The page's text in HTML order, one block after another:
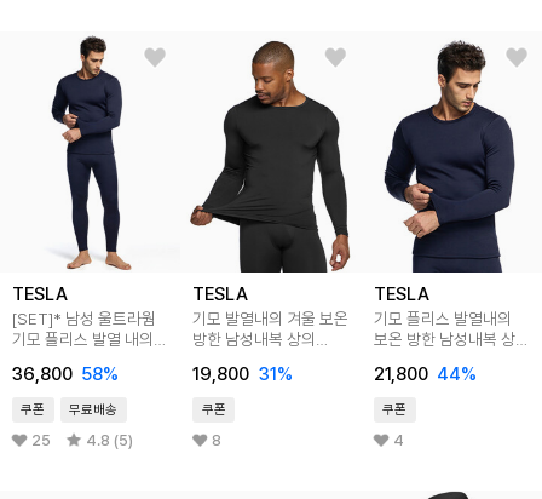
TESLA
[SET]* 남성 울트라웜
기모 플리스 발열 내의
36,800 58%
쿠폰 무료배송
25 4.8 (5)
TESLA
기모 발열내의 겨울 보온
방한 남성내복 상의
19,800 31%
쿠폰
8
TESLA
기모 플리스 발열내의
보온 방한 남성내복 상의
21,800 44%
쿠폰
4